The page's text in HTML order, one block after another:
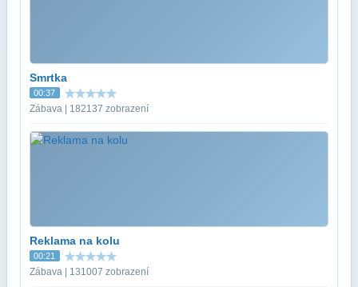
Smrtka
00:37
Zábava | 182137 zobrazení
Reklama na kolu
00:21
Zábava | 131007 zobrazení